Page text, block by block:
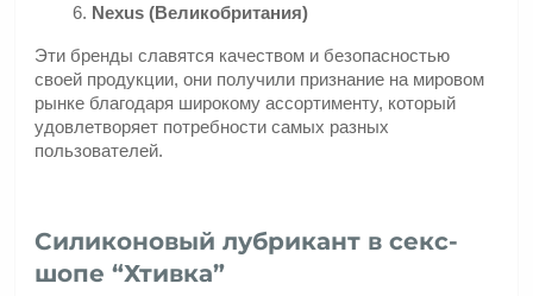
Nexus (Великобритания)
Эти бренды славятся качеством и безопасностью
своей продукции, они получили признание на мировом
рынке благодаря широкому ассортименту, который
удовлетворяет потребности самых разных
пользователей.
Силиконовый лубрикант в секс-
шопе “Хтивка”